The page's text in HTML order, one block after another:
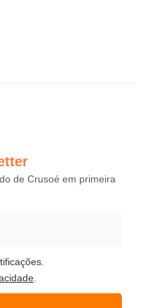
de Crusoé em primeira